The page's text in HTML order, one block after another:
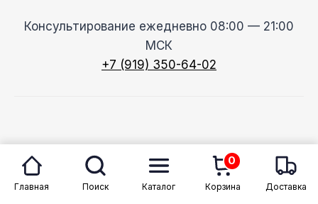
Консультирование ежедневно 08:00 — 21:00
МСК
+7 (919) 350-64-02
© 2026 Megason
Главная Поиск Каталог
0
Корзина Доставка